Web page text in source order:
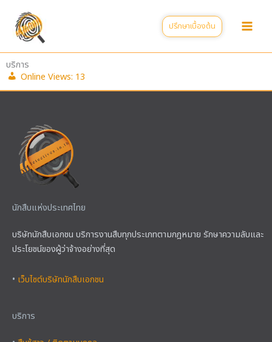
content
ปรึกษาเบื้องต้น
บริการ
Online Views: 13
นักสืบแห่งประเทศไทย
บริษัทนักสืบเอกชน บริการงานสืบทุกประเภทตามกฎหมาย รักษาความลับและ
ประโยชน์ของผู้ว่าจ้างอย่างที่สุด
• เว็บไซต์บริษัทนักสืบเอกชน
บริการ